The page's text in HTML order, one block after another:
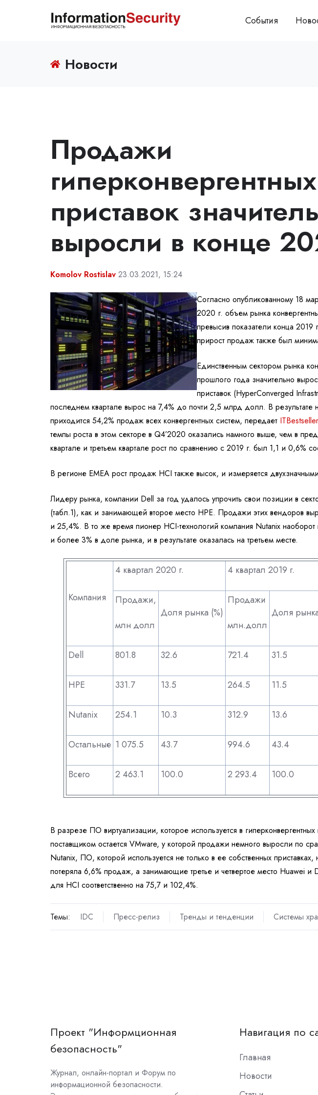
События
Новости
Продажи
гиперконвергентных
приставок
выросли в конце
Komolov Rostislav 23.03.2021, 15:24
Согласно опубликованному 18
2020 г. объем рынка
превысив показатели конца
прирост продаж также был
Единственным сектором рынка
прошлого года значительно
приставок (HyperConverged
последнем квартале вырос на 7,4% до почти 2,5 млрд долл. В результате
приходится 54,2% продаж всех конвергентных систем, передает
темпы роста в этом секторе в Q4’2020 оказались намного выше, чем в
квартале и третьем квартале рост по сравнению с 2019 г. был 1,1 и 0,6%
В регионе EMEA рост продаж HCI также высок, и измеряется
Лидеру рынка, компании Dell за год удалось упрочить свои позиции в
(табл.1), как и занимающей второе место HPE. Продажи этих вендоров
и 25,4%. В то же время пионер HCI-технологий компания Nutanix
и более 3% в доле рынка, и в результате оказалась на третьем месте.
Компания
4 квартал 2020 г. 4 квартал 2019 г.
Продажи,
млн долл
Доля рынка (%)
Продажи
млн.долл
Доля
Dell 801.8 32.6 721.4 31.5
HPE 331.7 13.5 264.5 11.5
Nutanix 254.1 10.3 312.9 13.6
Остальные 1 075.5 43.7 994.6 43.4
Всего 2 463.1 100.0 2 293.4 100.0
В разрезе ПО виртуализации, которое используется в гиперконвергентных
поставщиком остается VMware, у которой продажи немного выросли по
Nutanix, ПО, которой используется не только в ее собственных приставках,
потеряла 6,6% продаж, а занимающие третье и четвертое место Huawei и
для HCI соответственно на 75,7 и 102,4%.
Темы: IDC Пресс-релиз Тренды и тенденции Системы
Проект "Информционная
безопасность"
Журнал, онлайн-портал и Форум по
информационной безопасности.
Навигация по
Главная
Новости